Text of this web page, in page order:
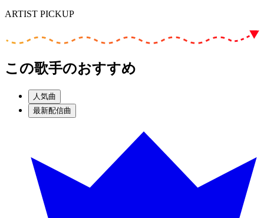
ARTIST PICKUP
この歌手のおすすめ
人気曲
最新配信曲